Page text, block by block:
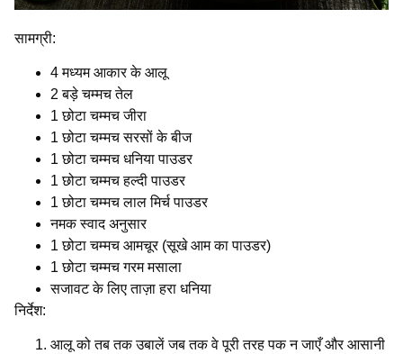
सामग्री:
4 मध्यम आकार के आलू
2 बड़े चम्मच तेल
1 छोटा चम्मच जीरा
1 छोटा चम्मच सरसों के बीज
1 छोटा चम्मच धनिया पाउडर
1 छोटा चम्मच हल्दी पाउडर
1 छोटा चम्मच लाल मिर्च पाउडर
नमक स्वाद अनुसार
1 छोटा चम्मच आमचूर (सूखे आम का पाउडर)
1 छोटा चम्मच गरम मसाला
सजावट के लिए ताज़ा हरा धनिया
निर्देश:
आलू को तब तक उबालें जब तक वे पूरी तरह पक न जाएँ और आसानी